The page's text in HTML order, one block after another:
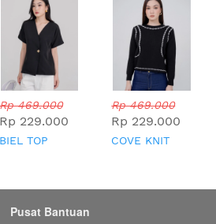
469.000
Rp 229.000
BIEL TOP
Rp 469.000
Rp 229.000
COVE KNIT
Pusat Bantuan